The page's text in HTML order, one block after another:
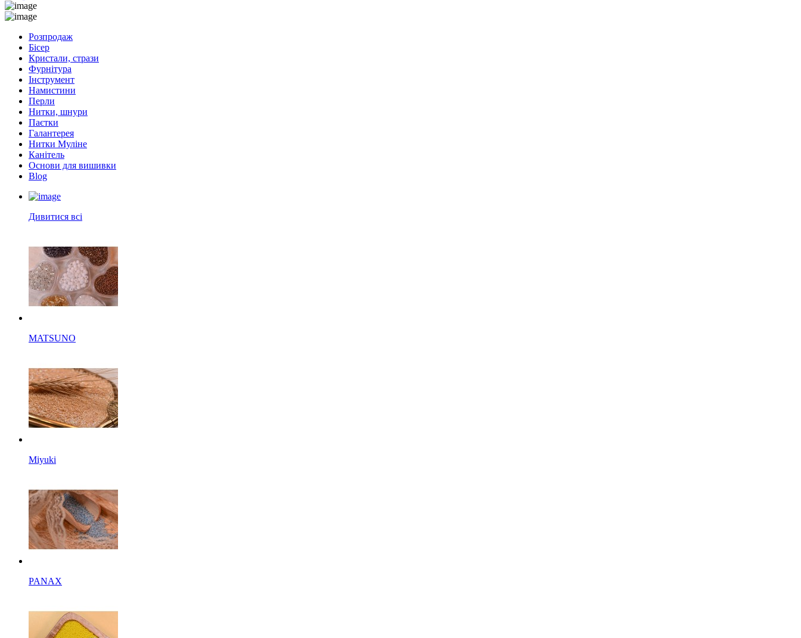
Розпродаж
Бісер
Кристали, стрази
Фурнітура
Інструмент
Намистини
Перли
Нитки, шнури
Паєтки
Галантерея
Нитки Муліне
Канітель
Основи для вишивки
Blog
Дивитися всі
MATSUNO
Miyuki
PANAX